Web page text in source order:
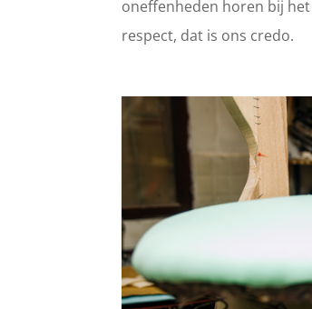
oneffenheden horen bij
respect, dat is ons credo.